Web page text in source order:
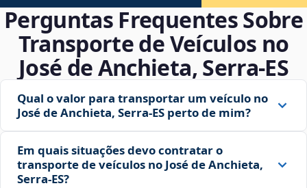
Perguntas Frequentes Sobre
Transporte de Veículos no
José de Anchieta, Serra‑ES
Qual o valor para transportar um veículo no
José de Anchieta, Serra‑ES perto de mim?
Em quais situações devo contratar o
transporte de veículos no José de Anchieta,
Serra‑ES?